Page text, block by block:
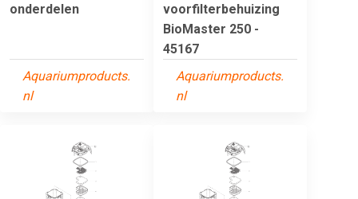
onderdelen
Aquariumproducts.
nl
voorfilterbehuizing
BioMaster 250 -
45167
Aquariumproducts.
nl